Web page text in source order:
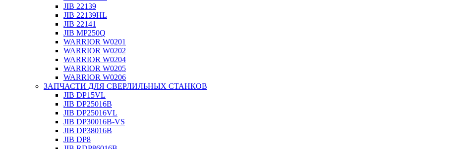
JIB 22139
JIB 22139HL
JIB 22141
JIB MP250Q
WARRIOR W0201
WARRIOR W0202
WARRIOR W0204
WARRIOR W0205
WARRIOR W0206
ЗАПЧАСТИ ДЛЯ СВЕРЛИЛЬНЫХ СТАНКОВ
JIB DP15VL
JIB DP25016B
JIB DP25016VL
JIB DP30016B-VS
JIB DP38016B
JIB DP8